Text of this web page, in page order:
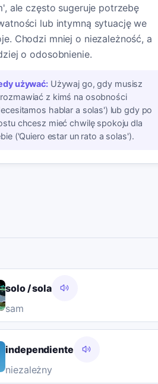
ale często sugeruje potrzebę
lub intymną sytuację we
Chodzi mniej o niezależność, a
o odosobnienie.
używać: Używaj go, gdy musisz
z kimś na osobności
hablar a solas') lub gdy po
chcesz mieć chwilę spokoju dla
('Quiero estar un rato a solas').
solo / sola
sam
independiente
niezależny